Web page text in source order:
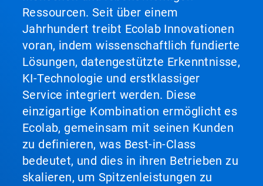
Folien-
Punkten
einer
Folie.
Ressourcen. Seit über einem
Jahrhundert treibt Ecolab Innovationen
voran, indem wissenschaftlich fundierte
Lösungen, datengestützte Erkenntnisse,
KI-Technologie und erstklassiger
Service integriert werden. Diese
einzigartige Kombination ermöglicht es
Ecolab, gemeinsam mit seinen Kunden
zu definieren, was Best-in-Class
bedeutet, und dies in ihren Betrieben zu
skalieren, um Spitzenleistungen zu